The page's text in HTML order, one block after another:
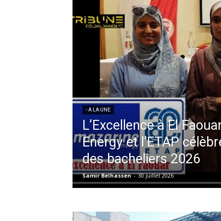
- A LA UNE
L’Excellence à El
Energy et l’ETAP
des bacheliers 2026
Samir Belhassen - 30 juillet 2026